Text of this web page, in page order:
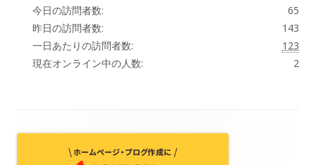
65
今日の訪問者数:
143
昨日の訪問者数:
123
一日あたりの訪問者数:
2
現在オンライン中の人数: